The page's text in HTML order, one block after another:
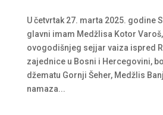
U četvrtak 27. marta 2025. godine
glavni imam Medžlisa Kotor
ovogodišnjeg sejjar vaiza ispred
zajednice u Bosni i Hercegovini,
džematu Gornji Šeher, Medžlis
namaza...